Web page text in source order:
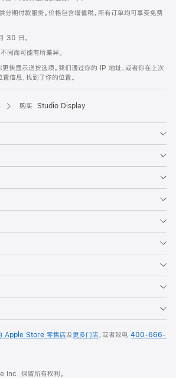
分期付款服务。价格包含增值税。所有订单均可享受免费
30 日。
同而可能有所差异。
快显示送货选项。我们通过你的 IP 地址，或者你在上次
信息，找到了你的位置。
购买 Studio Display
Apple Store 零售店及更多门店，或者致电 400-666-
保留所有权利。